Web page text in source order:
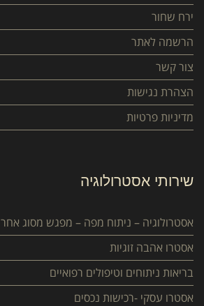
ירח שחור
הרשמה לאתר
צור קשר
הצהרת נגישות
מדיניות פרטיות
שירותי אסטרולוגיה
אסטרולוגיה – ניתוח מפה – מפגש מסוג אחר
אסטרו אהבה זוגיות
בריאות ניתוחים וטיפולים רפואיים
אסטרו עסקי -רכישות נכסים